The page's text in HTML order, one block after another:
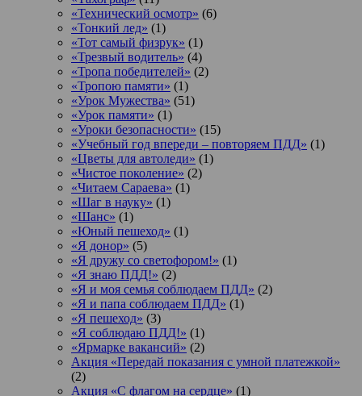
«Технический осмотр» (6)
«Тонкий лед» (1)
«Тот самый физрук» (1)
«Трезвый водитель» (4)
«Тропа победителей» (2)
«Тропою памяти» (1)
«Урок Мужества» (51)
«Урок памяти» (1)
«Уроки безопасности» (15)
«Учебный год впереди – повторяем ПДД» (1)
«Цветы для автоледи» (1)
«Чистое поколение» (2)
«Читаем Сараева» (1)
«Шаг в науку» (1)
«Шанс» (1)
«Юный пешеход» (1)
«Я донор» (5)
«Я дружу со светофором!» (1)
«Я знаю ПДД!» (2)
«Я и моя семья соблюдаем ПДД» (2)
«Я и папа соблюдаем ПДД» (1)
«Я пешеход» (3)
«Я соблюдаю ПДД!» (1)
«Ярмарке вакансий» (2)
Акция «Передай показания с умной платежкой»
(2)
Акция «С флагом на сердце» (1)